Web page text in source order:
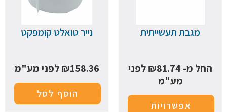
מגבת תעשייתית
החל מ- ₪81.74
לפני
מע"מ
אפשרויות
נייר טואלט קומפקט
₪158.36 לפני מע"מ
הוסף לסל